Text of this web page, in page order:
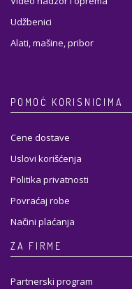
Udžbenici
Alati, mašine, pribor
POMOĆ KORISNICIMA
Cene dostave
Uslovi korišćenja
Politika privatnosti
Povraćaj robe
Načini plaćanja
ZA FIRME
Partnerski program